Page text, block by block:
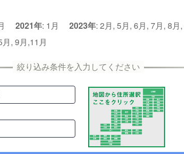
2021年: 1月 2023年: 2月, 5月, 6月, 7月, 8月,
月, 9月,11月